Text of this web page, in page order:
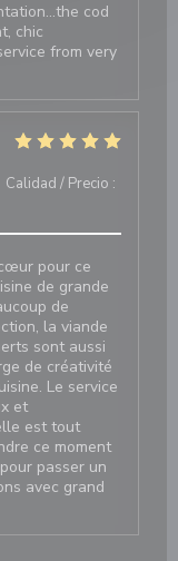
cod
chic
from very
Calidad / Precio :
pour ce
de grande
de
la viande
sont aussi
de créativité
Le service
et
est tout
ce moment
passer un
avec grand